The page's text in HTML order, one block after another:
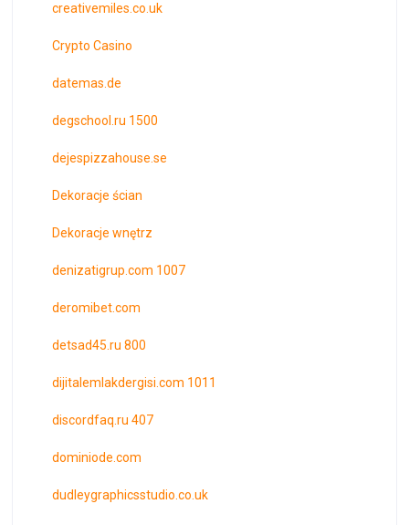
creativemiles.co.uk
Crypto Casino
datemas.de
degschool.ru 1500
dejespizzahouse.se
Dekoracje ścian
Dekoracje wnętrz
denizatigrup.com 1007
deromibet.com
detsad45.ru 800
dijitalemlakdergisi.com 1011
discordfaq.ru 407
dominiode.com
dudleygraphicsstudio.co.uk